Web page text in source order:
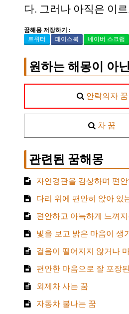
다. 그러나 아직은 이
꿈해몽 저장하기 :
트위터
페이스북 네이버 스크랩
원하는 해몽이 아
안락의자 꿈
차 꿈
관련된 꿈해몽
자연경관을 감상하며 편
다리 위에 편안히 앉아 있
편안하고 아늑하게 느껴
빛을 보고 밝은 마음이 생
걸음이 떨어지지 않거나
편안한 마음으로 잘 포장
외제차 사는 꿈
자동차 불나는 꿈